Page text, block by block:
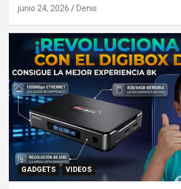
junio 24, 2026 Denis
GADGETS VIDEOS